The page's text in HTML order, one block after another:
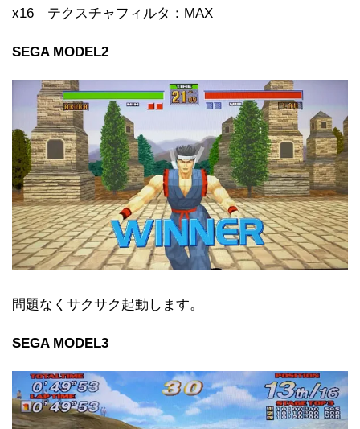
x16 テクスチャフィルタ：MAX
SEGA MODEL2
問題なくサクサク起動します。
SEGA MODEL3